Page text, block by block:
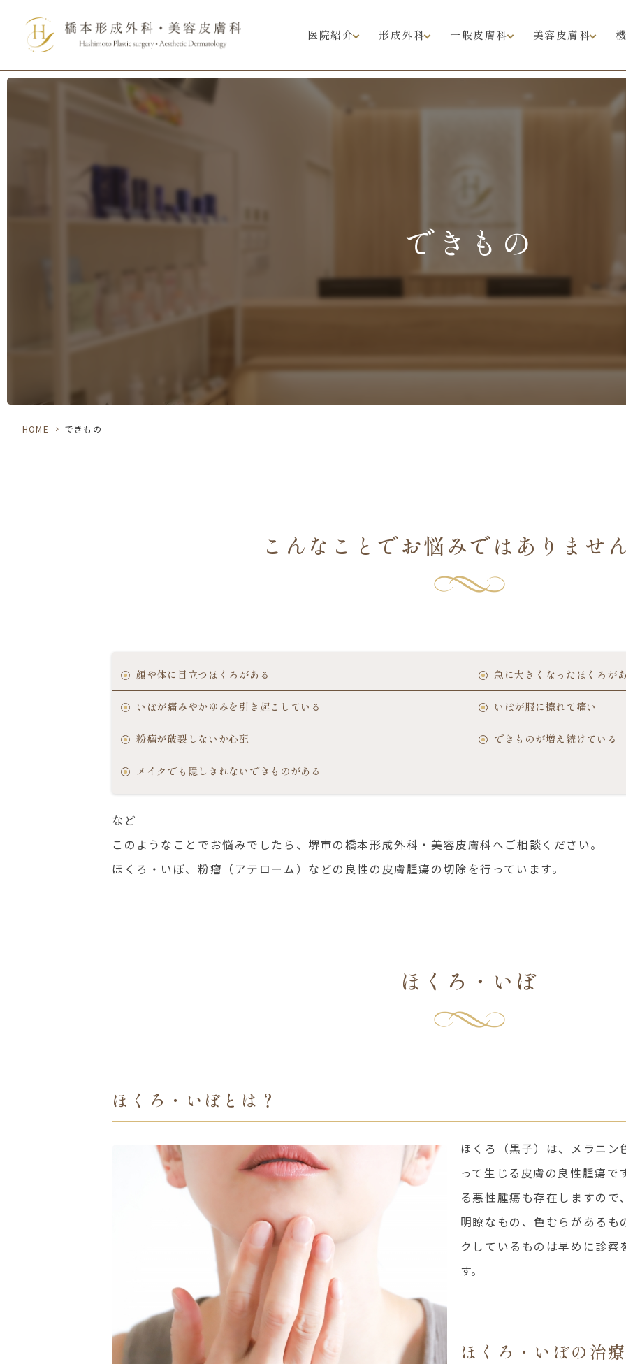
医院紹介 形成外科 一般皮膚科 美容皮膚科
できもの
HOME > できもの
こんなことでお悩みではありませ
顔や体に目立つほくろがある 急に大きくなったほくろが
いぼが痛みやかゆみを引き起こしている いぼが服に擦れて痛い
粉瘤が破裂しないか心配 できものが増え続けている
メイクでも隠しきれないできものがある
など
このようなことでお悩みでしたら、堺市の橋本形成外科・美容皮膚科へご相談ください。
ほくろ・いぼ、粉瘤（アテローム）などの良性の皮膚腫瘍の切除を行っています。
ほくろ・いぼ
ほくろ・いぼとは？
ほくろ（黒子）は、メラニ
って生じる皮膚の良性腫瘍
る悪性腫瘍も存在しますの
明瞭なもの、色むらがある
クしているものは早めに診
す。
ほくろ・いぼの治療